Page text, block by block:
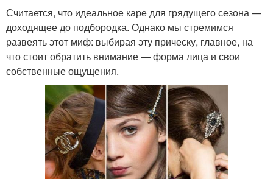
Считается, что идеальное каре для грядущего сезона —
доходящее до подбородка. Однако мы стремимся
развеять этот миф: выбирая эту прическу, главное, на
что стоит обратить внимание — форма лица и свои
собственные ощущения.